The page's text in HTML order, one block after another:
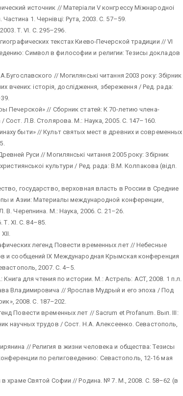
источник // Матерiали V конгрессу Мiжнародноi
1. Чернiвцi: Рута, 2003. С. 57–59.
Т. VI. С. 295–296.
текстах Киево-Печерской традиции // VI
Символ в философии и религии: Тезисы докладов
// Могилянськi читання 2003 року: Збiрник
вчених: iсторiя, дослiдження, збереження / Ред. рада:
Печерской» // Сборник статей: К 70-летию члена-
Л.В. Столярова. М.: Наука, 2005. С. 147–160.
быти» // Культ святых мест в древних и современных
Руси // Могилянськi читання 2005 року: Збiрник
культури / Ред. рада: В.М. Колпакова (вiдп.
государство, верховная власть в России в Средние
и Азии: Материалы международной конференции,
Черепнина. М.: Наука, 2006. С. 21–26.
Т. XI. С. 84–85.
легенд Повести временных лет // Небесные
и сообщений IX Международная Крымская конференция
2007. С. 4–5.
для чтения по истории. М.: Астрель: АСТ, 2008. 1 п.л.
Владимировича // Ярослав Мудрый и его эпоха / Под
2008. С. 187–202.
Повести временных лет // Sacrum et Profanum. Вып. III:
научных трудов / Сост. Н.А. Алексеенко. Севастополь,
// Религия в жизни человека и общества: Тезисы
по религоведению: Севастополь, 12-16 мая
храме Святой Софии // Родина. № 7. М., 2008. С. 58–62 (в